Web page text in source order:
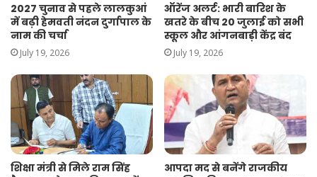
2027 चुनाव से पहले लालकुआं
में बढ़ी हेमवती नंदन दुर्गापाल के
नाम की चर्चा
July 19, 2026
ऑरेंज अलर्ट: भारी बारिश के
खतरे के बीच 20 जुलाई को सभी
स्कूल और आंगनबाड़ी केंद्र बंद
July 19, 2026
शिक्षा मंत्री से मिले राम सिंह
आपदा मद से बनेंगे राजकीय